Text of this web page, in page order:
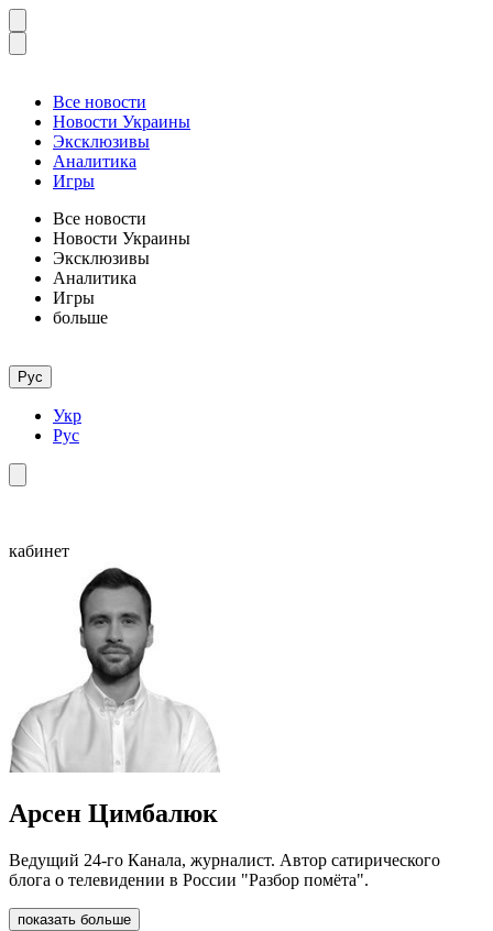
Все новости
Новости Украины
Эксклюзивы
Аналитика
Игры
Все новости
Новости Украины
Эксклюзивы
Аналитика
Игры
больше
Рус
Укр
Рус
кабинет
Арсен Цимбалюк
Ведущий 24-го Канала, журналист. Автор сатирического
блога о телевидении в России "Разбор помёта".
показать больше